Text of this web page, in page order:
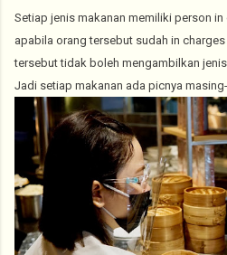
Setiap jenis makanan memiliki person
apabila orang tersebut sudah in
tersebut tidak boleh mengambilkan
Jadi setiap makanan ada picnya